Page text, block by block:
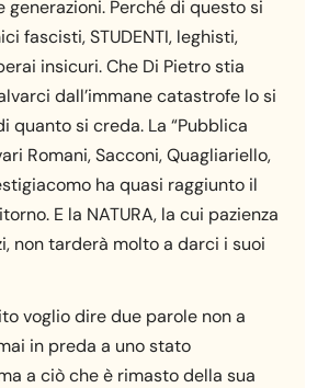
generazioni. Perché di questo si
fascisti, STUDENTI, leghisti,
insicuri. Che Di Pietro stia
dall’immane catastrofe lo si
quanto si creda. La “Pubblica
Romani, Sacconi, Quagliariello,
ha quasi raggiunto il
E la NATURA, la cui pazienza
non tarderà molto a darci i suoi
voglio dire due parole non a
in preda a uno stato
a ciò che è rimasto della sua